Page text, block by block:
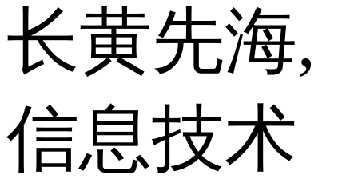
长黄先海,
信息技术